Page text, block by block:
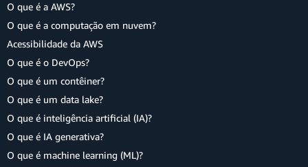
O que é a AWS?
O que é a computação em nuvem?
Acessibilidade da AWS
O que é o DevOps?
O que é um contêiner?
O que é um data lake?
O que é inteligência artificial (IA)?
O que é IA generativa?
O que é machine learning (ML)?